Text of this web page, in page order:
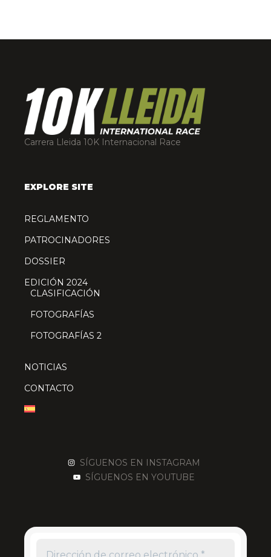
Carrera Lleida 10K Internacional Race
EXPLORE SITE
REGLAMENTO
PATROCINADORES
DOSSIER
EDICIÓN 2024
CLASIFICACIÓN
FOTOGRAFÍAS
FOTOGRAFÍAS 2
NOTICIAS
CONTACTO
SÍGUENOS EN INSTAGRAM
SÍGUENOS EN YOUTUBE